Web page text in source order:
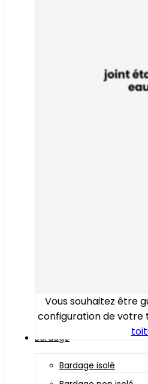
Vous souhaitez être
configuration de votre
Bardage
Bardage isolé